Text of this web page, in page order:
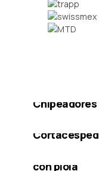
Chipeadores
Cortacesped
con piola